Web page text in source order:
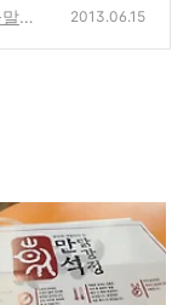
아
2013.06.15